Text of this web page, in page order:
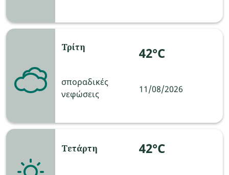
Τρίτη
σποραδικές
νεφώσεις
42°C
11/08/2026
Τετάρτη 42°C